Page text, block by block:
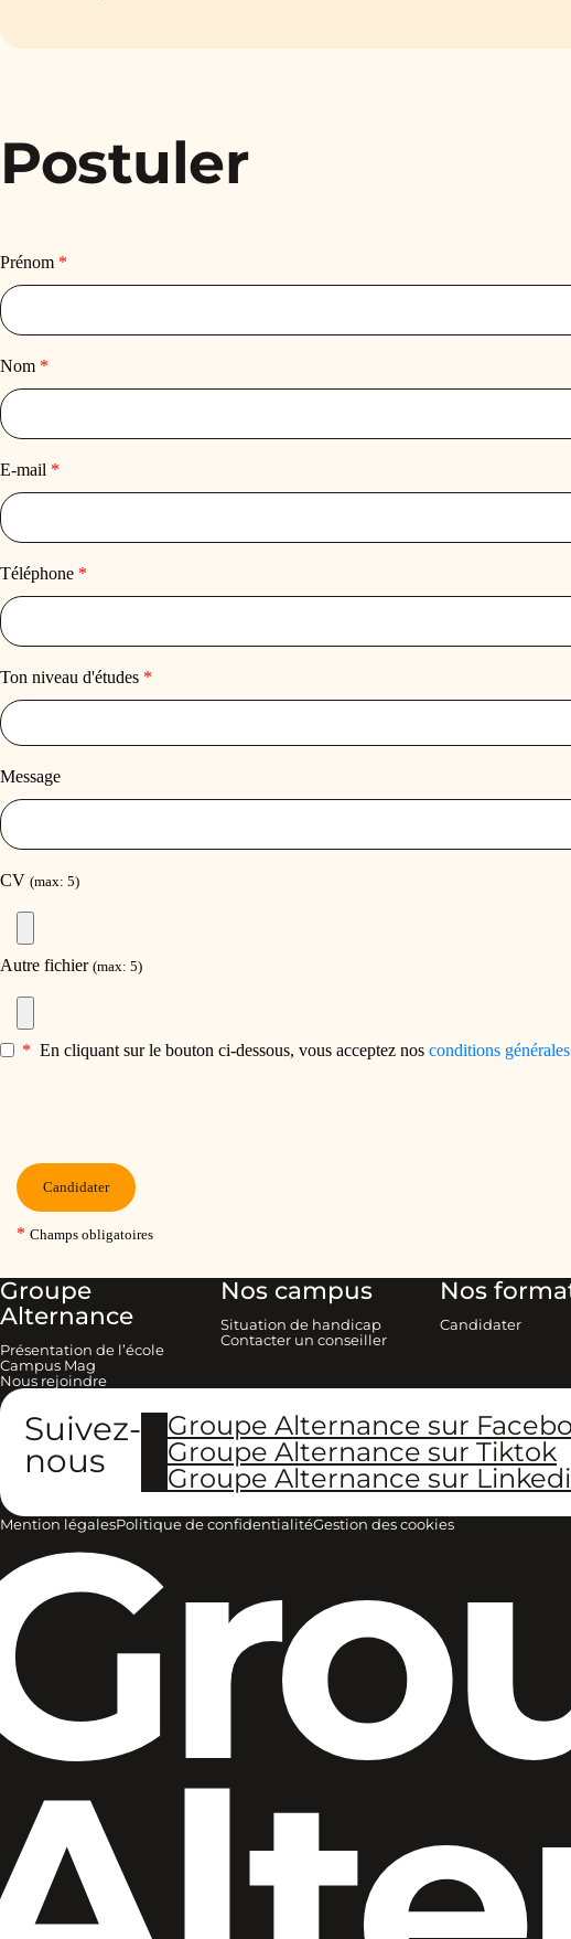
Postuler
Groupe
Alternance
Présentation de l’école
Campus Mag
Nous rejoindre
Nos campus
Situation de handicap
Contacter un conseiller
Nos
Candidater
Suivez-
nous
Groupe Alternance sur
Groupe Alternance sur Tiktok
Groupe Alternance sur
Mention légalesPolitique de confidentialitéGestion des cookies